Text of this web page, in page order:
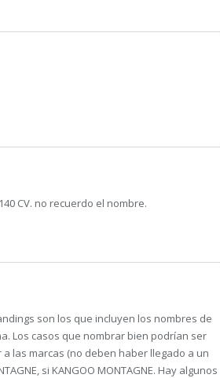
CV. no recuerdo el nombre.
son los que incluyen los nombres de
Los casos que nombrar bien podrían ser
las marcas (no deben haber llegado a un
si KANGOO MONTAGNE. Hay algunos